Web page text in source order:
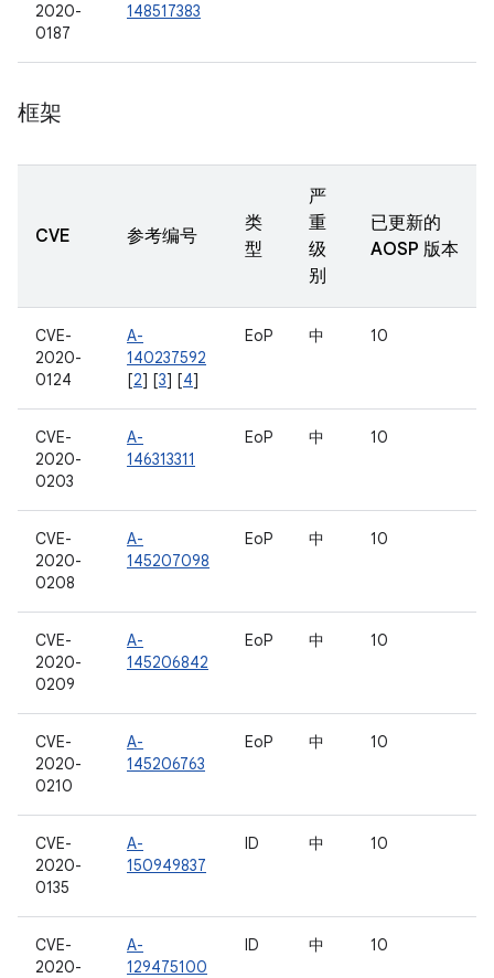
2020-
0187
148517383
框架
CVE 参考编号
类
型
严
重
级
别
已更新的
AOSP 版本
CVE-
2020-
0124
A-
140237592
[2] [3] [4]
EoP 中 10
CVE-
2020-
0203
A-
146313311
EoP 中 10
CVE-
2020-
0208
A-
145207098
EoP 中 10
CVE-
2020-
0209
A-
145206842
EoP 中 10
CVE-
2020-
0210
A-
145206763
EoP 中 10
CVE-
2020-
0135
A-
150949837
ID 中 10
CVE-
2020-
A-
129475100
ID 中 10